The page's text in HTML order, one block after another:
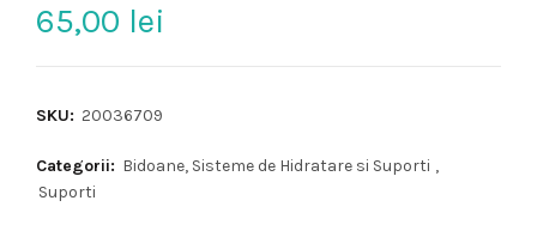
65,00 lei
SKU: 20036709
Categorii: Bidoane, Sisteme de Hidratare si Suporti ,
Suporti